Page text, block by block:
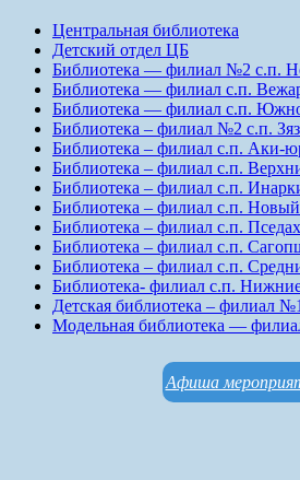
Центральная библиотека
Детский отдел ЦБ
Библиотека — филиал №2 с.п.
Библиотека — филиал с.п.
Библиотека — филиал с.п.
Библиотека – филиал №2 с.п.
Библиотека – филиал с.п. Аки-
Библиотека – филиал с.п.
Библиотека – филиал с.п.
Библиотека – филиал с.п.
Библиотека – филиал с.п. Пседах
Библиотека – филиал с.п.
Библиотека – филиал с.п.
Библиотека- филиал с.п.
Детская библиотека – филиал №1
Модельная библиотека —
Афиша